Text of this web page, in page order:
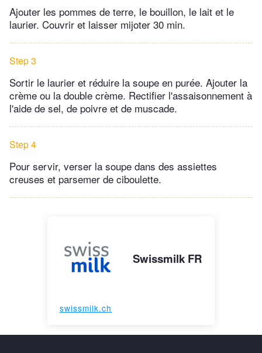
Ajouter les pommes de terre, le bouillon, le lait et le
laurier. Couvrir et laisser mijoter 30 min.
Step 3
Sortir le laurier et réduire la soupe en purée. Ajouter la
crème ou la double crème. Rectifier l'assaisonnement à
l'aide de sel, de poivre et de muscade.
Step 4
Pour servir, verser la soupe dans des assiettes
creuses et parsemer de ciboulette.
Swissmilk FR
swissmilk.ch